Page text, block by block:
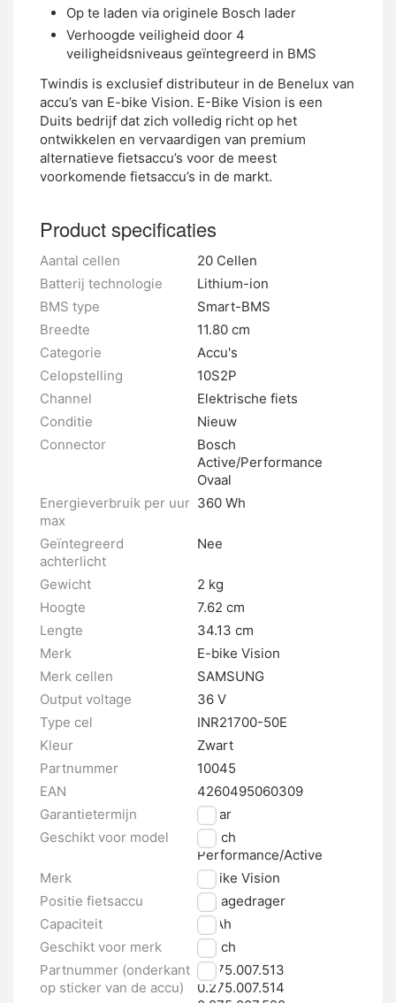
Op te laden via originele Bosch lader
Verhoogde veiligheid door 4
veiligheidsniveaus geïntegreerd in BMS
Twindis is exclusief distributeur in de Benelux van
accu’s van E-bike Vision. E-Bike Vision is een
Duits bedrijf dat zich volledig richt op het
ontwikkelen en vervaardigen van premium
alternatieve fietsaccu’s voor de meest
voorkomende fietsaccu’s in de markt.
Product specificaties
Aantal cellen
20 Cellen
Batterij technologie
Lithium-ion
BMS type
Smart-BMS
Breedte
11.80 cm
Categorie
Accu's
Celopstelling
10S2P
Channel
Elektrische fiets
Conditie
Nieuw
Connector
Bosch
Active/Performance
Ovaal
Energieverbruik per uur
max
360 Wh
Geïntegreerd
achterlicht
Nee
Gewicht
2 kg
Hoogte
7.62 cm
Lengte
34.13 cm
Merk
E-bike Vision
Merk cellen
SAMSUNG
Output voltage
36 V
Type cel
INR21700-50E
Kleur
Zwart
Partnummer
10045
EAN
4260495060309
Garantietermijn
2 jaar
Geschikt voor model
Bosch
Performance/Active
Merk
E-bike Vision
Positie fietsaccu
Bagagedrager
Capaciteit
10 Ah
Geschikt voor merk
Bosch
Partnummer (onderkant
op sticker van de accu)
0.275.007.513
0.275.007.514